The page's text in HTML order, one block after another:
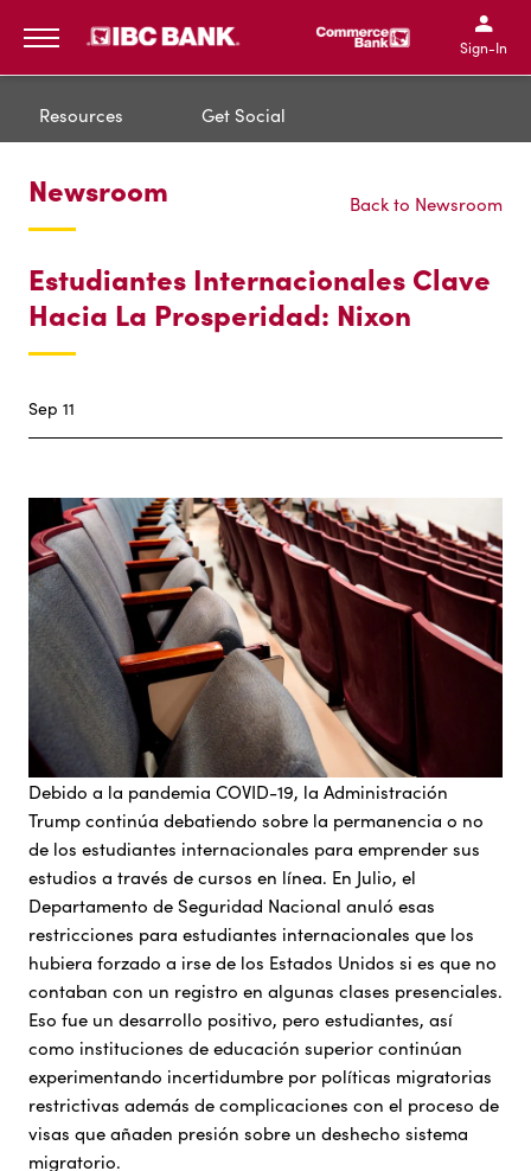
IBC Bank,1200 San
IBC Bank,1200 San
IBC
IBC
Sign-In
Resources Get Social
Newsroom Back to Newsroom
Estudiantes Internacionales Clave
Hacia La Prosperidad: Nixon
Sep 11
Debido a la pandemia COVID-19, la Administración
Trump continúa debatiendo sobre la permanencia o no
de los estudiantes internacionales para emprender sus
estudios a través de cursos en línea. En Julio, el
Departamento de Seguridad Nacional anuló esas
restricciones para estudiantes internacionales que los
hubiera forzado a irse de los Estados Unidos si es que no
contaban con un registro en algunas clases presenciales.
Eso fue un desarrollo positivo, pero estudiantes, así
como instituciones de educación superior continúan
experimentando incertidumbre por políticas migratorias
restrictivas además de complicaciones con el proceso de
visas que añaden presión sobre un deshecho sistema
migratorio.